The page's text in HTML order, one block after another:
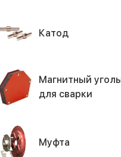
Катод
Магнитный
для сварки
Муфта